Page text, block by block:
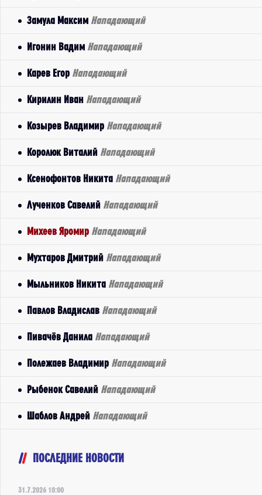
Замула Максим Нападающий
Игонин Вадим Нападающий
Карев Егор Нападающий
Кирилин Иван Нападающий
Козырев Владимир Нападающий
Королюк Виталий Нападающий
Ксенофонтов Никита Нападающий
Лученков Савелий Нападающий
Михеев Яромир Нападающий
Мухтаров Дмитрий Нападающий
Мыльников Никита Нападающий
Павлов Владислав Нападающий
Пивачёв Данила Нападающий
Полежаев Владимир Нападающий
Рыбенок Савелий Нападающий
Шаблов Андрей Нападающий
ПОСЛЕДНИЕ НОВОСТИ
31.7.2026 10:00